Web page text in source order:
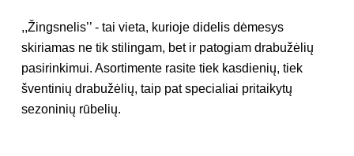
,,Žingsnelis’’ - tai vieta, kurioje didelis dėmesys
skiriamas ne tik stilingam, bet ir patogiam drabužėlių
pasirinkimui. Asortimente rasite tiek kasdienių, tiek
šventinių drabužėlių, taip pat specialiai pritaikytų
sezoninių rūbelių.